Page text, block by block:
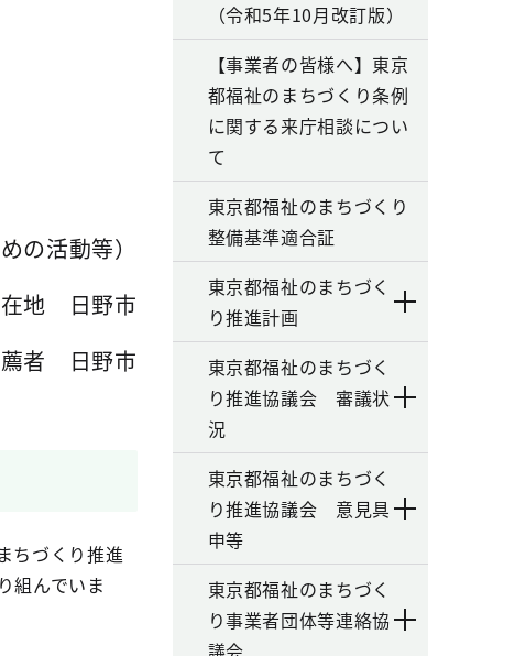
の活動等）
地 日野市
者 日野市
ちづくり推進
組んでいま
（令和5年10月改訂版）
【事業者の皆様へ】東京
都福祉のまちづくり条例
に関する来庁相談につい
て
東京都福祉のまちづくり
整備基準適合証
東京都福祉のまちづく
り推進計画
東京都福祉のまちづく
り推進協議会 審議状
況
東京都福祉のまちづく
り推進協議会 意見具
申等
東京都福祉のまちづく
り事業者団体等連絡協
議会